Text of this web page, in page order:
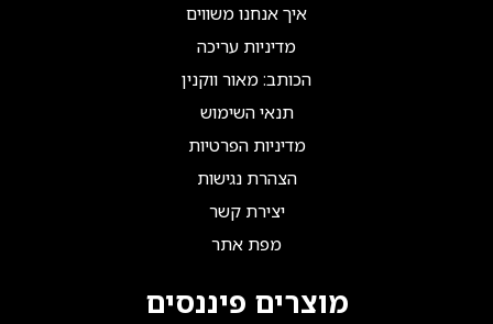
איך אנחנו משווים
מדיניות עריכה
הכותב: מאור ווקנין
תנאי השימוש
מדיניות הפרטיות
הצהרת נגישות
יצירת קשר
מפת אתר
מוצרים פיננסים